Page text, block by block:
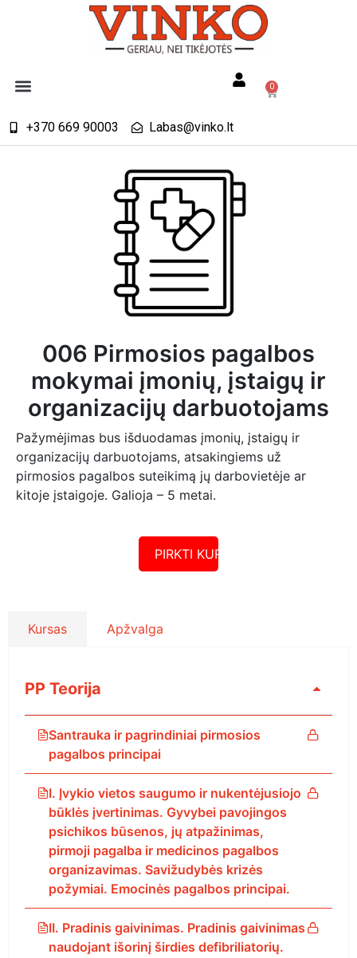
0
+370 669 90003 Labas@vinko.lt
006 Pirmosios pagalbos
mokymai įmonių, įstaigų ir
organizacijų darbuotojams
Pažymėjimas bus išduodamas įmonių, įstaigų ir
organizacijų darbuotojams, atsakingiems už
pirmosios pagalbos suteikimą jų darbovietėje ar
kitoje įstaigoje. Galioja – 5 metai.
PIRKTI KURSUS
Kursas Apžvalga
PP Teorija
Santrauka ir pagrindiniai pirmosios
pagalbos principai
I. Įvykio vietos saugumo ir nukentėjusiojo
būklės įvertinimas. Gyvybei pavojingos
psichikos būsenos, jų atpažinimas,
pirmoji pagalba ir medicinos pagalbos
organizavimas. Savižudybės krizės
požymiai. Emocinės pagalbos principai.
II. Pradinis gaivinimas. Pradinis gaivinimas
naudojant išorinį širdies defibriliatorių.